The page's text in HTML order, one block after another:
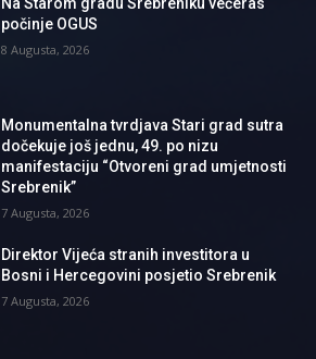
počinje OGUS
8 Augusta, 2026
Monumentalna tvrdjava Stari grad sutra
dočekuje još jednu, 49. po nizu
manifestaciju “Otvoreni grad umjetnosti
Srebrenik”
7 Augusta, 2026
Direktor Vijeća stranih investitora u
Bosni i Hercegovini posjetio Srebrenik
7 Augusta, 2026